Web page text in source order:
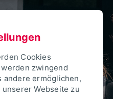
Cookies
zwingend
andere ermöglichen,
Webseite zu